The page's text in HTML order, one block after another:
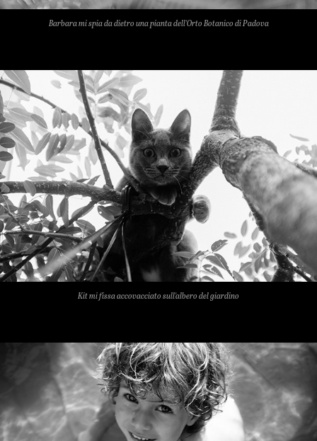
Barbara mi spia da dietro una pianta dell'Orto Botanico di Padova
Kit mi fissa accovacciato sull'albero del giardino